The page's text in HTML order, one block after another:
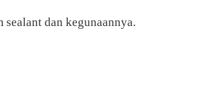
dan kegunaannya.